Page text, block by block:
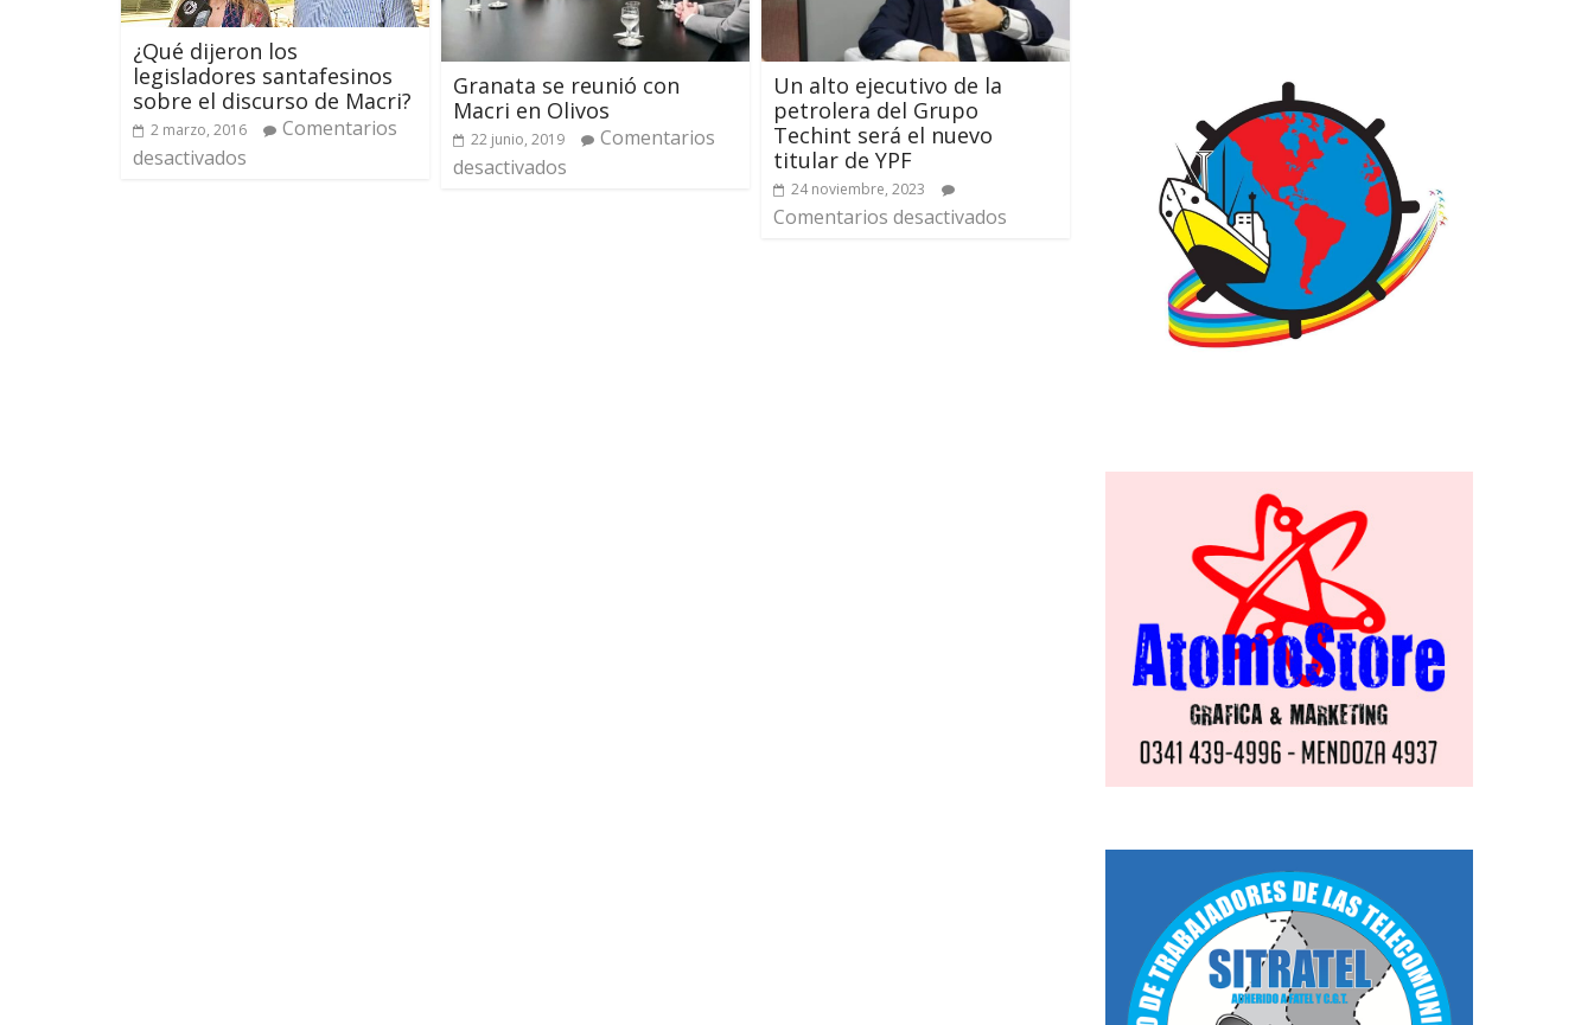
¿Qué dijeron los
legisladores santafesinos
sobre el discurso de Macri?
2 marzo, 2016
Comentarios
desactivados
Granata se reunió con
Macri en Olivos
22 junio, 2019
Comentarios
desactivados
Un alto ejecutivo de la
petrolera del Grupo
Techint será el nuevo
titular de YPF
24 noviembre, 2023
Comentarios desactivados